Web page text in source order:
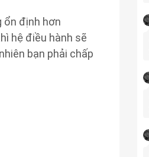
ổn định hơn
hệ điều hành sẽ
bạn phải chấp